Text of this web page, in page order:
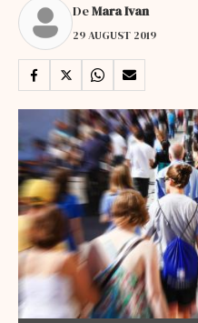
DeMara Ivan
29 AUGUST 2019